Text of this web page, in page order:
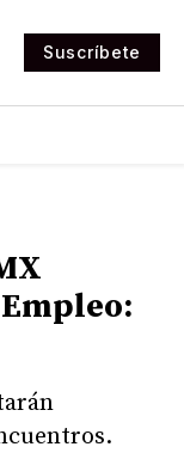
Suscríbete